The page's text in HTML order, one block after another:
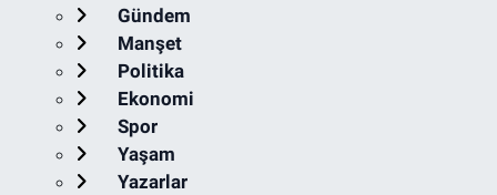
Gündem
Manşet
Politika
Ekonomi
Spor
Yaşam
Yazarlar